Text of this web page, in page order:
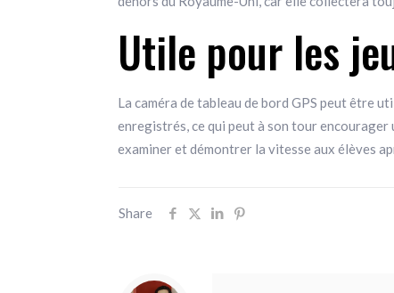
Utile pour les
La caméra de tableau de bord GPS peut être
enregistrés, ce qui peut à son tour
examiner et démontrer la vitesse aux élèves
Share